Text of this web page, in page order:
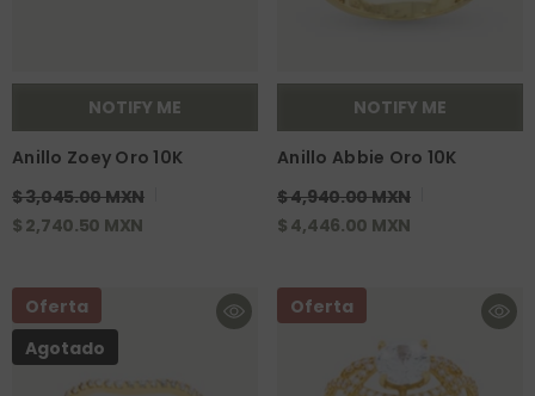
NOTIFY ME
Anillo Zoey Oro 10K
$ 3,045.00 MXN
$ 2,740.50 MXN
NOTIFY ME
Anillo Abbie Oro 10K
$ 4,940.00 MXN
$ 4,446.00 MXN
Oferta
Agotado
Oferta